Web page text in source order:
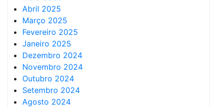
Abril 2025
Março 2025
Fevereiro 2025
Janeiro 2025
Dezembro 2024
Novembro 2024
Outubro 2024
Setembro 2024
Agosto 2024